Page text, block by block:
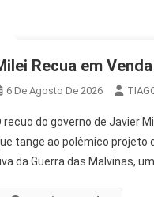
Recua em
6 De Agosto De 2026
recuo do governo de Javier
tange ao polêmico projeto
da Guerra das Malvinas,